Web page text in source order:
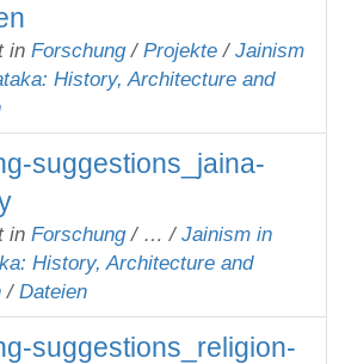
in Forschung / Projekte / Jainism
History, Architecture and
suggestions_jaina-
in Forschung / …/ Jainism in
History, Architecture and
/ Dateien
suggestions_religion-